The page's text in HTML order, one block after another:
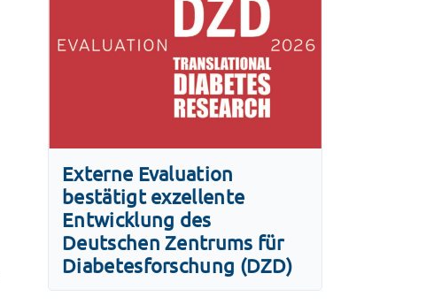
Externe Evaluation
bestätigt exzellente
Entwicklung des
Deutschen Zentrums für
Diabetesforschung (DZD)